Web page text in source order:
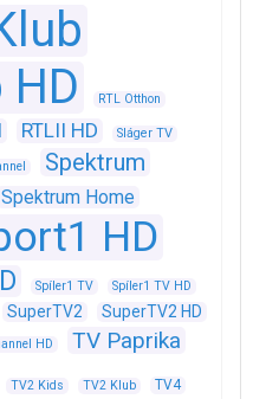
HD
RTL Otthon
RTLII HD Sláger TV
Spektrum
Spektrum Home
HD
Spíler1 TV
Spíler1 TV HD
SuperTV2 SuperTV2 HD
HD TV Paprika
TV2 Kids TV2 Klub TV4